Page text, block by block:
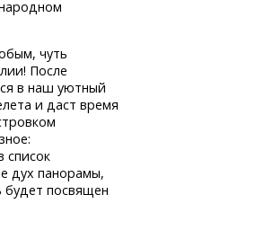
чуть
После
в наш уютный
и даст время
список
дух панорамы,
будет посвящен